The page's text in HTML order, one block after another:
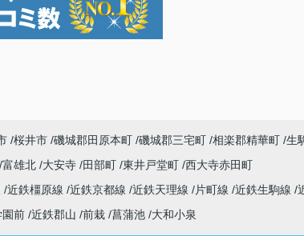
桜井市 磯城郡田原本町 磯城郡三宅町 相楽郡精華町 生
富雄北 大安寺 田部町 東井戸堂町 西大寺赤田町
近鉄橿原線 近鉄京都線 近鉄天理線 片町線 近鉄生駒線
園前 近鉄郡山 前栽 菖蒲池 大和小泉